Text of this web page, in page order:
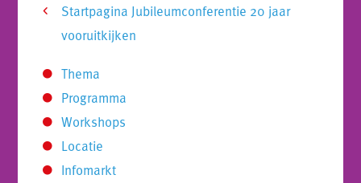
Startpagina Jubileumconferentie 20 jaar
vooruitkijken
Thema
Programma
Workshops
Locatie
Infomarkt